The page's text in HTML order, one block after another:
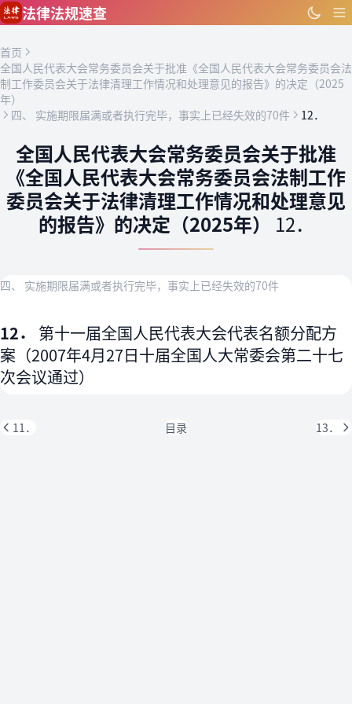
跳到主要内容
法律法规速查
首页
全国人民代表大会常务委员会关于批准《全国人民代表大会常务委员会法
制工作委员会关于法律清理工作情况和处理意见的报告》的决定（2025
年）
四、 实施期限届满或者执行完毕，事实上已经失效的70件
12．
全国人民代表大会常务委员会关于批准
《全国人民代表大会常务委员会法制工作
委员会关于法律清理工作情况和处理意见
的报告》的决定（2025年） 12．
四、 实施期限届满或者执行完毕，事实上已经失效的70件
12． 第十一届全国人民代表大会代表名额分配方
案（2007年4月27日十届全国人大常委会第二十七
次会议通过）
11． 目录 13．